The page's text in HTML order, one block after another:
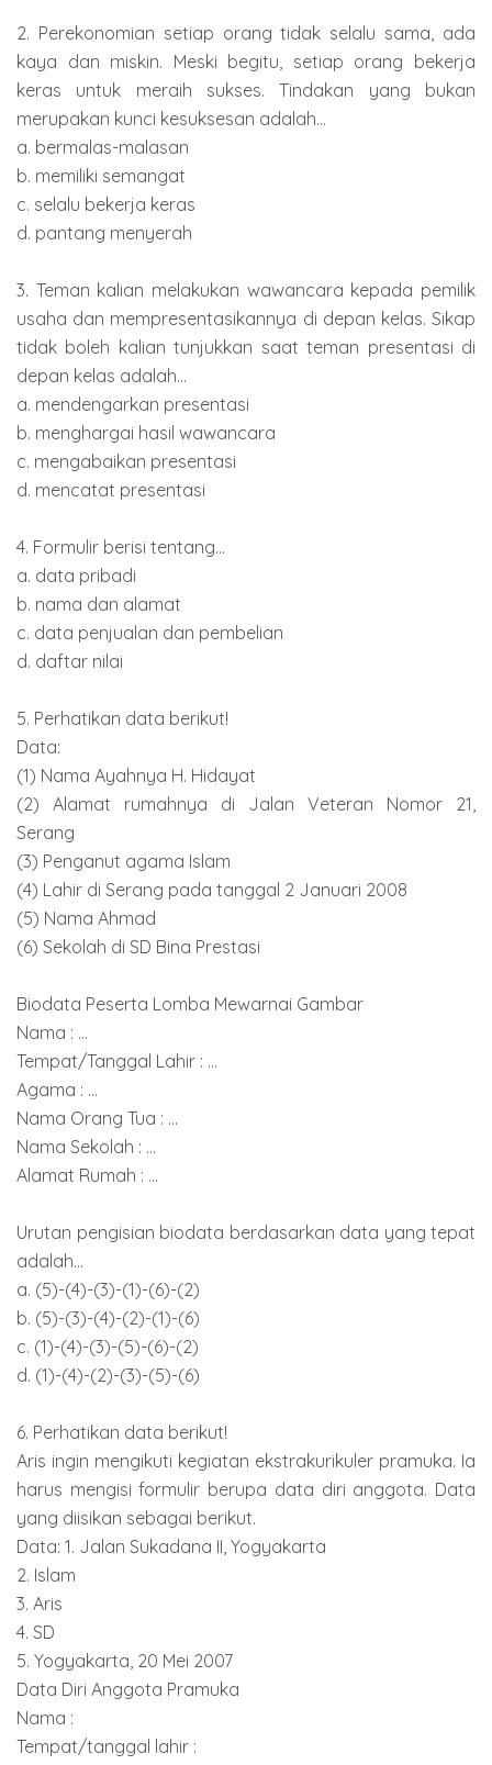
2. Perekonomian setiap orang tidak selalu sama, ada
kaya dan miskin. Meski begitu, setiap orang bekerja
keras untuk meraih sukses. Tindakan yang bukan
merupakan kunci kesuksesan adalah...
a. bermalas-malasan
b. memiliki semangat
c. selalu bekerja keras
d. pantang menyerah
3. Teman kalian melakukan wawancara kepada pemilik
usaha dan mempresentasikannya di depan kelas. Sikap
tidak boleh kalian tunjukkan saat teman presentasi di
depan kelas adalah...
a. mendengarkan presentasi
b. menghargai hasil wawancara
c. mengabaikan presentasi
d. mencatat presentasi
4. Formulir berisi tentang...
a. data pribadi
b. nama dan alamat
c. data penjualan dan pembelian
d. daftar nilai
5. Perhatikan data berikut!
Data:
(1) Nama Ayahnya H. Hidayat
(2) Alamat rumahnya di Jalan Veteran Nomor 21,
Serang
(3) Penganut agama Islam
(4) Lahir di Serang pada tanggal 2 Januari 2008
(5) Nama Ahmad
(6) Sekolah di SD Bina Prestasi
Biodata Peserta Lomba Mewarnai Gambar
Nama : ...
Tempat/Tanggal Lahir : ...
Agama : ...
Nama Orang Tua : ...
Nama Sekolah : ...
Alamat Rumah : ...
Urutan pengisian biodata berdasarkan data yang tepat
adalah...
a. (5)-(4)-(3)-(1)-(6)-(2)
b. (5)-(3)-(4)-(2)-(1)-(6)
c. (1)-(4)-(3)-(5)-(6)-(2)
d. (1)-(4)-(2)-(3)-(5)-(6)
6. Perhatikan data berikut!
Aris ingin mengikuti kegiatan ekstrakurikuler pramuka. Ia
harus mengisi formulir berupa data diri anggota. Data
yang diisikan sebagai berikut.
Data: 1. Jalan Sukadana II, Yogyakarta
2. Islam
3. Aris
4. SD
5. Yogyakarta, 20 Mei 2007
Data Diri Anggota Pramuka
Nama :
Tempat/tanggal lahir :